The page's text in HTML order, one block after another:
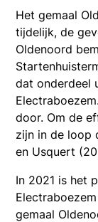
Het gemaal
tijdelijk, de
Oldenoord
dat onderdeel
door. Om de
zijn in de loop
en Usquert
In 2021 is het
gemaal